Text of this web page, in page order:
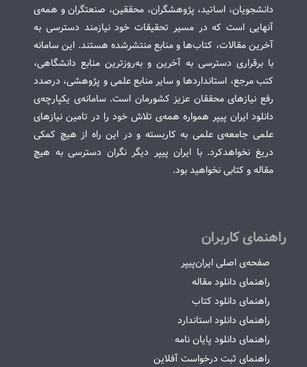
دانشجویان، اساتید، پژوهشگران، محققین، صنعتگران و همه‌ی
آنهایی است که در مسیر تحقیقات خود نیازمند دسترسی به
آخرین مقالات، کتاب‌ها و منابع منتشرشده هستند. این سامانه
با برقراری دسترسی به آخرین و به‌روزترین منابع دانشگاهی،
کتب مرجع، استانداردها و سایر منابع علمی و پژوهشی، درصدد
رفع نیازهای محققان عزیز کشورمان است. سامانه‌ی یکپارچه‌ی
دانلود ایران پیپر همواره همه‌ی تلاش خود را در تامین نیازهای
علمی جامعه‌ی علمی به کاربسته و در این راه از هیچ کمکی
دریغ نخواهدکرد. با ایران پیپر دیگر نگران دسترسی به هیچ
مقاله و کتابی نخواهید بود.
راهنمای کاربران
صفحه‌ی اصلی ایران‌پیپر
راهنمای دانلود مقاله
راهنمای دانلود کتاب
راهنمای دانلود استاندارد
راهنمای دانلود پایان نامه
راهنمای ثبت درخواست آفلاین